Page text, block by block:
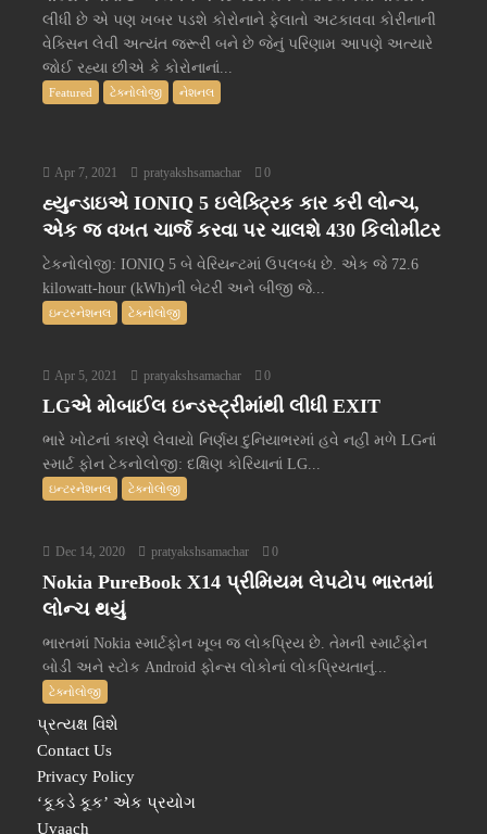
લીધી છે એ પણ ખબર પડશે કોરોનાને ફેલાતો અટકાવવા કોરીનાની
વેક્સિન લેવી અત્યંત જરૂરી બને છે જેનું પરિણામ આપણે અત્યારે
જોઈ રહ્યા છીએ કે કોરોનાનાં...
Featured ટેક્નોલોજી નેશનલ
Apr 7, 2021 pratyakshsamachar 0
હ્યુન્ડાઇએ IONIQ 5 ઇલેક્ટ્રિક કાર કરી લોન્ચ,
એક જ વખત ચાર્જ કરવા પર ચાલશે 430 કિલોમીટર
ટેકનોલોજી: IONIQ 5 બે વેરિયન્ટમાં ઉપલબ્ધ છે. એક જે 72.6
kilowatt-hour (kWh)ની બેટરી અને બીજી જે...
ઇન્ટરનેશનલ ટેક્નોલોજી
Apr 5, 2021 pratyakshsamachar 0
LGએ મોબાઈલ ઇન્ડસ્ટ્રીમાંથી લીધી EXIT
ભારે ખોટનાં કારણે લેવાયો નિર્ણય દુનિયાભરમાં હવે નહીં મળે LGનાં
સ્માર્ટ ફોન ટેકનોલોજી: દક્ષિણ કોરિયાનાં LG...
ઇન્ટરનેશનલ ટેક્નોલોજી
Dec 14, 2020 pratyakshsamachar 0
Nokia PureBook X14 પ્રીમિયમ લેપટોપ ભારતમાં
લોન્ચ થયું
ભારતમાં Nokia સ્માર્ટફોન ખૂબ જ લોકપ્રિય છે. તેમની સ્માર્ટફોન
બોડી અને સ્ટોક Android ફોન્સ લોકોનાં લોકપ્રિયતાનું...
ટેક્નોલોજી
પ્રત્યક્ષ વિશે
Contact Us
Privacy Policy
‘કૂકડે કૂક’ એક પ્રયોગ
Uvaach